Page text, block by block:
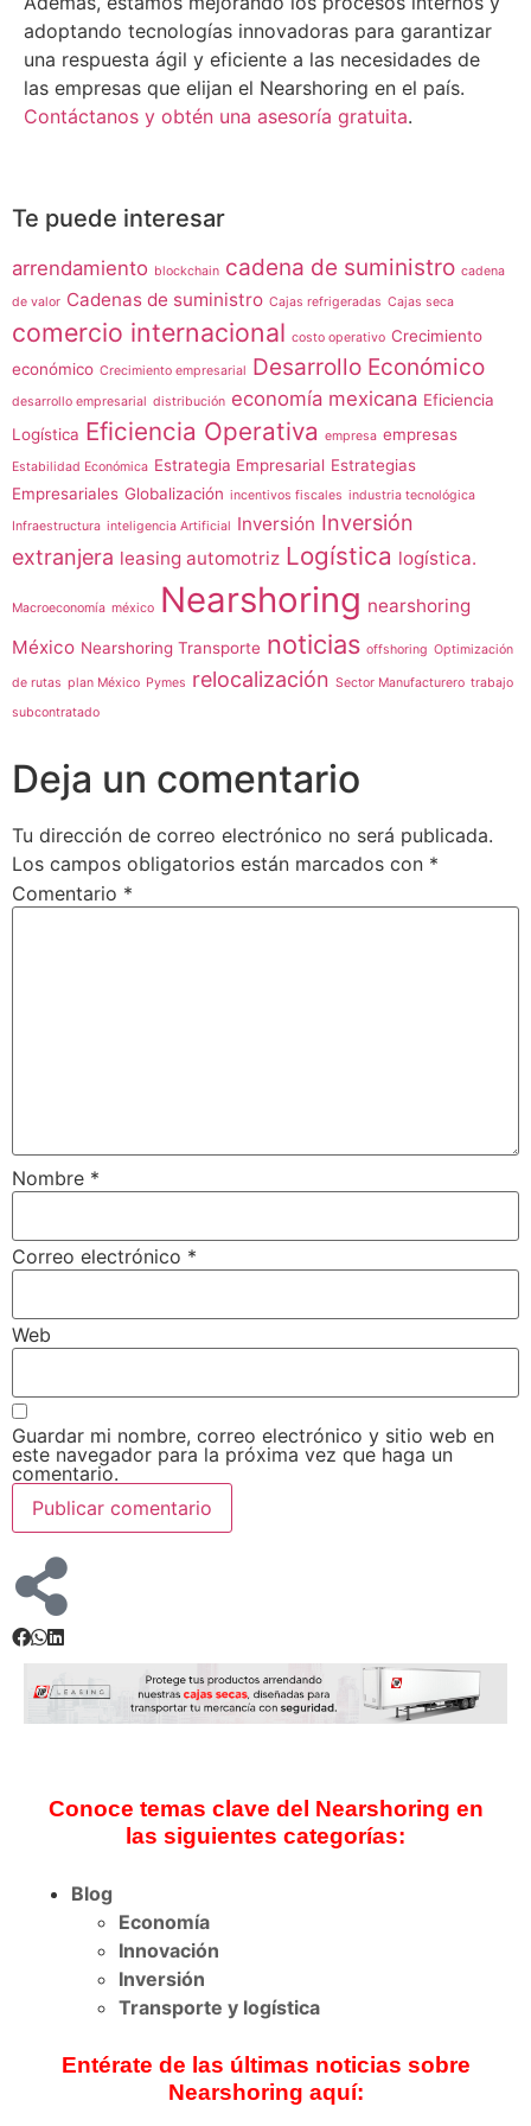
adoptando tecnologías innovadoras para garantizar
una respuesta ágil y eficiente a las necesidades de
las empresas que elijan el Nearshoring en el país.
Contáctanos y obtén una asesoría gratuita.
Te puede interesar
arrendamiento blockchain cadena de suministro cadena
de valor Cadenas de suministro Cajas refrigeradas Cajas seca
comercio internacional costo operativo Crecimiento
económico Crecimiento empresarial Desarrollo Económico
desarrollo empresarial distribución economía mexicana Eficiencia
Logística Eficiencia Operativa empresa empresas
Estabilidad Económica Estrategia Empresarial Estrategias
Empresariales Globalización incentivos fiscales industria tecnológica
Infraestructura inteligencia Artificial Inversión Inversión
extranjera leasing automotriz Logística logística.
Macroeconomía méxico Nearshoring nearshoring
México Nearshoring Transporte noticias offshoring Optimización
de rutas plan México Pymes relocalización Sector Manufacturero trabajo
subcontratado
Deja un comentario
Tu dirección de correo electrónico no será publicada.
Los campos obligatorios están marcados con *
Comentario *
Nombre *
Correo electrónico *
Web
Guardar mi nombre, correo electrónico y sitio web en
este navegador para la próxima vez que haga un
comentario.
Conoce temas clave del Nearshoring en
las siguientes categorías:
Blog
Economía
Innovación
Inversión
Transporte y logística
Entérate de las últimas noticias sobre
Nearshoring aquí: